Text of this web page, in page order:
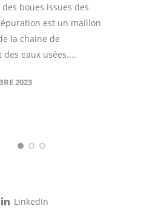
des boues issues des
est un maillon
la chaine de
eaux usées....
2023
LinkedIn